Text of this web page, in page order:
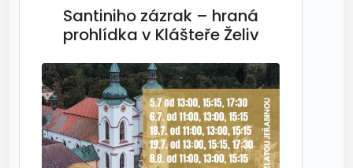
Santiniho zázrak – hraná
prohlídka v Klášteře Želiv